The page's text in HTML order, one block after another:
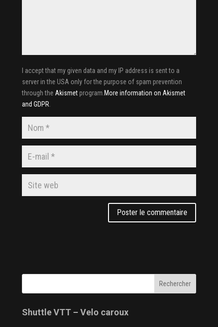
I accept that my given data and my IP address is sent to a
server in the USA only for the purpose of spam prevention
through the Akismetprogram. More information on Akismet
and GDPR
Shuttle VTT – Velo caroux